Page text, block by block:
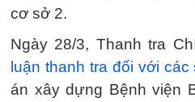
cơ sở 2.
Ngày 28/3, Thanh tra
luận thanh tra đối với các
án xây dựng Bệnh viện